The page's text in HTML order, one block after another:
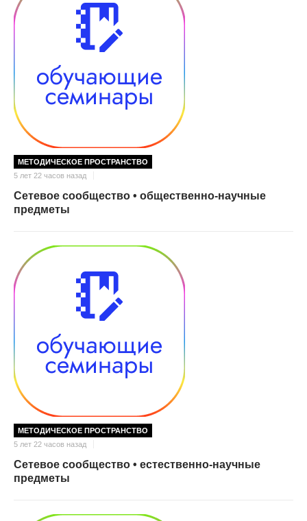
МЕТОДИЧЕСКОЕ ПРОСТРАНСТВО
5 лет 22 часов назад
Сетевое сообщество • общественно-научные
предметы
МЕТОДИЧЕСКОЕ ПРОСТРАНСТВО
5 лет 22 часов назад
Сетевое сообщество • естественно-научные
предметы